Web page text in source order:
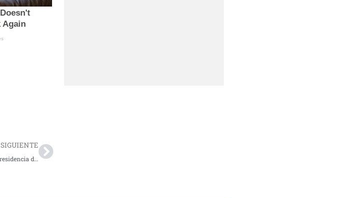
SIGUIENTE
John Milton Rodríguez lanzó su campaña a la Presidencia de Colombia